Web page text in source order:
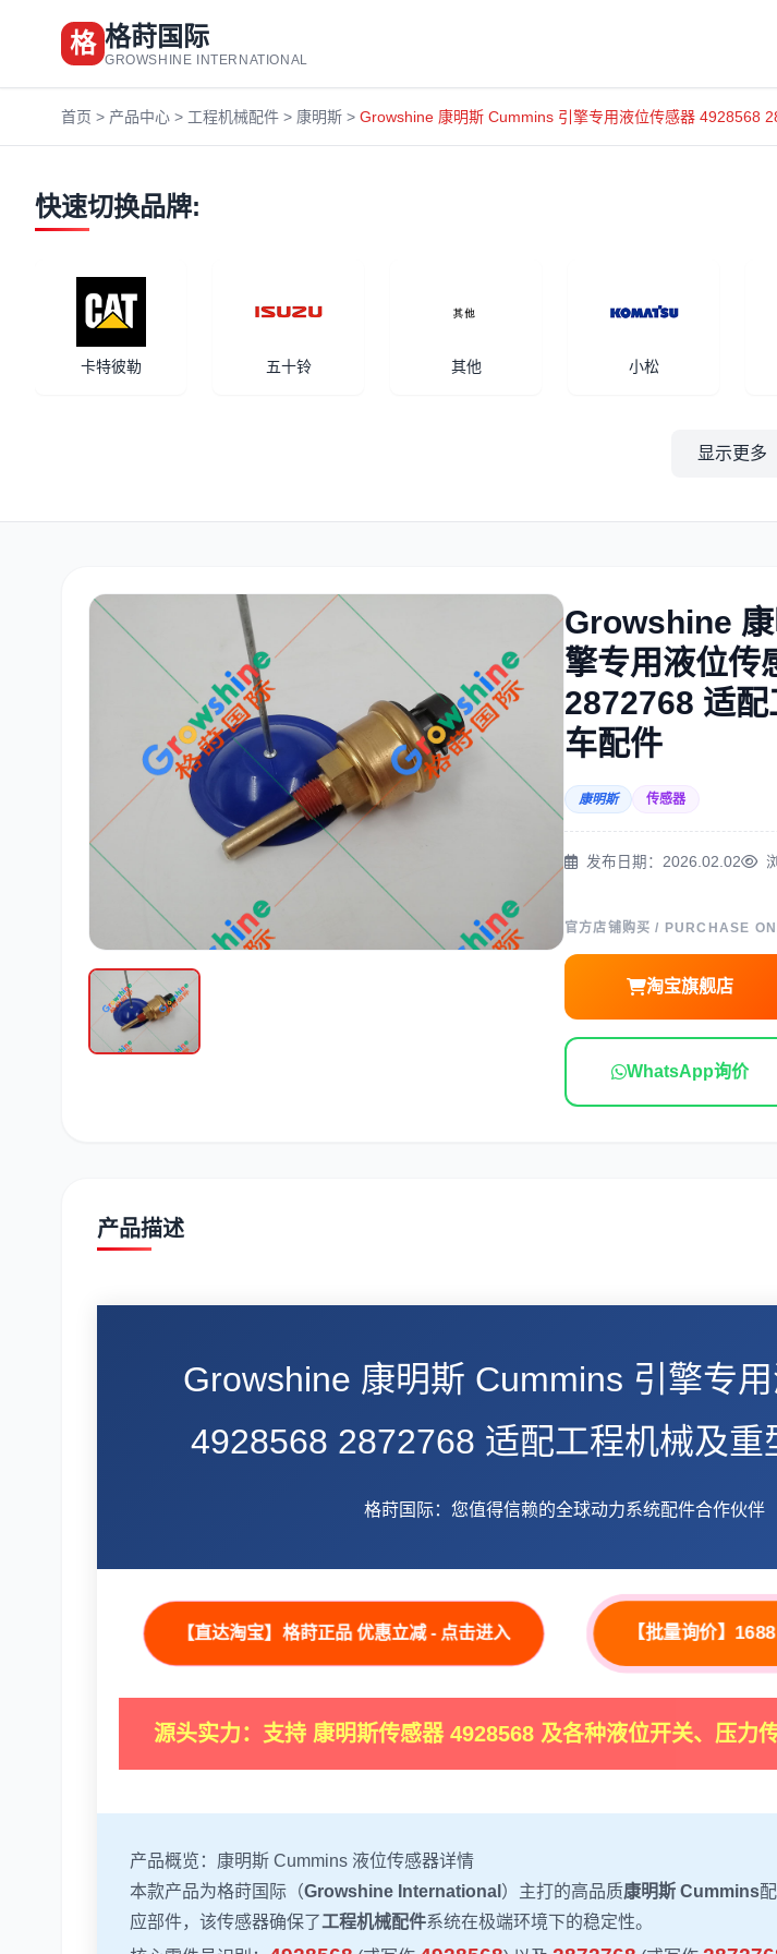
格 格莳国际
GROWSHINE INTERNATIONAL
首页 > 产品中心 > 工程机械配件 > 康明斯 > Growshine 康明斯 Cummins 引擎专用液位传感器 4928568
快速切换品牌:
卡特彼勒 五十铃 其他 小松
柳工 斗山 三一
大宇 丰田 徐工
潍柴
显示更多
Growshine
擎专用液位传
2872768 适
车配件
康明斯 传感器
发布日期：2026.02.02
官方店铺购买 / PURCHASE
淘宝旗舰店
WhatsApp询价
产品描述
Growshine 康明斯 Cummins 引擎专
4928568 2872768 适配工程机械及重
格莳国际：您值得信赖的全球动力系统配件合作伙伴
【直达淘宝】格莳正品 优惠立减 - 点击进入 【批量询价】
源头实力：支持 康明斯传感器 4928568 及各种液位开关、压力
产品概览：康明斯 Cummins 液位传感器详情
本款产品为格莳国际（Growshine International ）主打的高品质康明斯 Cummins
应部件，该传感器确保了工程机械配件系统在极端环境下的稳定性。